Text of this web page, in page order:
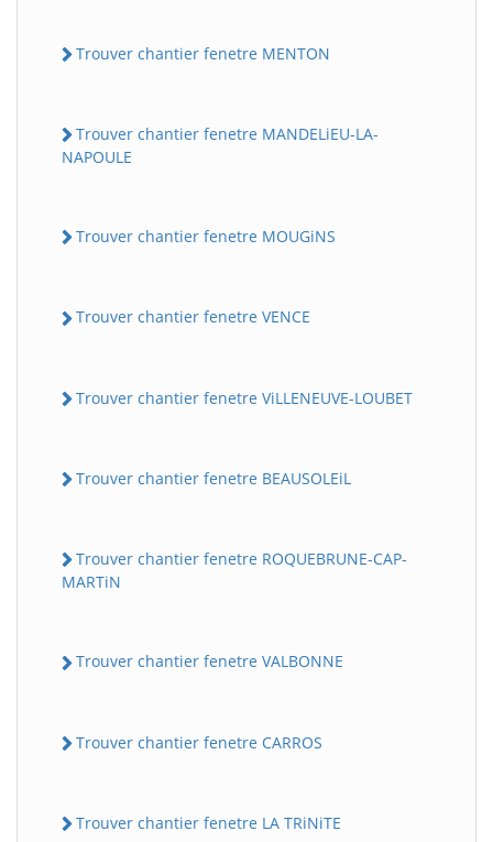
Trouver chantier fenetre MENTON
Trouver chantier fenetre MANDELiEU-LA-
NAPOULE
Trouver chantier fenetre MOUGiNS
Trouver chantier fenetre VENCE
Trouver chantier fenetre ViLLENEUVE-LOUBET
Trouver chantier fenetre BEAUSOLEiL
Trouver chantier fenetre ROQUEBRUNE-CAP-
MARTiN
Trouver chantier fenetre VALBONNE
Trouver chantier fenetre CARROS
Trouver chantier fenetre LA TRiNiTE